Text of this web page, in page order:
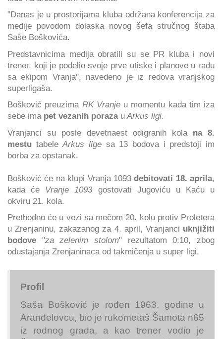
"Danas je u prostorijama kluba održana konferencija za
medije povodom dolaska novog šefa stručnog štaba
Saše Boškovića.
Predstavnicima medija obratili su se PR kluba i novi
trener, koji je podelio svoje prve utiske i planove u radu
sa ekipom Vranja", navedeno je iz redova vranjskog
superligaša.
Bošković preuzima RK Vranjeu momentu kada tim iza
sebe ima pet vezanih porazau Arkus ligi.
Vranjanci su posle devetnaest odigranih kola na 8.
mestu tabeleArkus lige sa 13 bodova i predstoji im
borba za opstanak.
Bošković će na klupi Vranja 1093debitovati 18. aprila,
kada će Vranje 1093gostovati Jugoviću u Kaću u
okviru 21. kola.
Prethodno će u vezi sa mečom 20. kolu protiv Proletera
u Zrenjaninu, zakazanog za 4. april, Vranjanci uknjižiti
bodove "za zelenim stolom" rezultatom 0:10, zbog
odustajanja Zrenjaninaca od takmičenja u super ligi.
Profil
Saša Bošković je rođen 1963. godine u
Aranđelovcu, bio je rukometaš Šamota n65
iz rodnog grada, a kao trener vodio je